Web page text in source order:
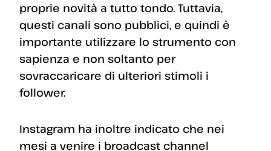
proprie novità a tutto tondo. Tuttavia,
questi canali sono pubblici, e quindi è
importante utilizzare lo strumento con
sapienza e non soltanto per
sovraccaricare di ulteriori stimoli i
follower.
Instagram ha inoltre indicato che nei
mesi a venire i broadcast channel